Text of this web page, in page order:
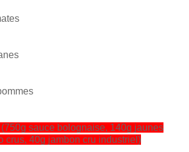
sauce bolognaise, 140g jaunes
crus, 40g jambon cru industriel)